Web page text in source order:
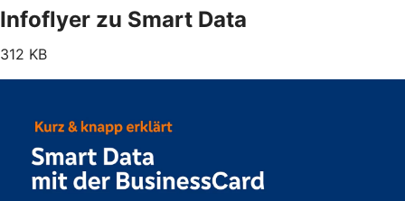
Infoflyer zu Smart Data
312 KB